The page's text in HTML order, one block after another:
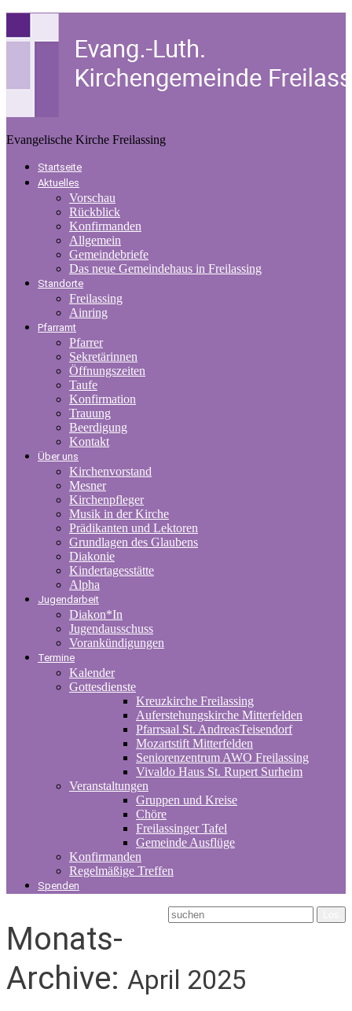
Evangelische Kirche Freilassing
Startseite
Aktuelles
Vorschau
Rückblick
Konfirmanden
Allgemein
Gemeindebriefe
Das neue Gemeindehaus in Freilassing
Standorte
Freilassing
Ainring
Pfarramt
Pfarrer
Sekretärinnen
Öffnungszeiten
Taufe
Konfirmation
Trauung
Beerdigung
Kontakt
Über uns
Kirchenvorstand
Mesner
Kirchenpfleger
Musik in der Kirche
Prädikanten und Lektoren
Grundlagen des Glaubens
Diakonie
Kindertagesstätte
Alpha
Jugendarbeit
Diakon*In
Jugendausschuss
Vorankündigungen
Termine
Kalender
Gottesdienste
Kreuzkirche Freilassing
Auferstehungskirche Mitterfelden
Pfarrsaal St. AndreasTeisendorf
Mozartstift Mitterfelden
Seniorenzentrum AWO Freilassing
Vivaldo Haus St. Rupert Surheim
Veranstaltungen
Gruppen und Kreise
Chöre
Freilassinger Tafel
Gemeinde Ausflüge
Konfirmanden
Regelmäßige Treffen
Spenden
Monats-
Archive: April 2025